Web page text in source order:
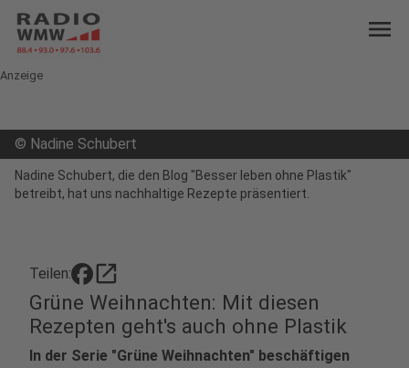
menu
Anzeige
© Nadine Schubert
Nadine Schubert, die den Blog "Besser leben ohne Plastik"
betreibt, hat uns nachhaltige Rezepte präsentiert.
Teilen: open_in_new
Grüne Weihnachten: Mit diesen
Rezepten geht's auch ohne Plastik
In der Serie "Grüne Weihnachten" beschäftigen